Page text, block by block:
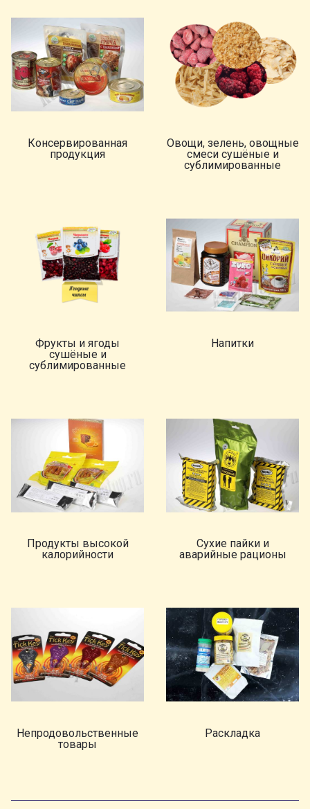
Консервированная
продукция
Овощи, зелень, овощные
смеси сушёные и
сублимированные
Фрукты и ягоды
сушёные и
сублимированные
Напитки
Продукты высокой
калорийности
Сухие пайки и
аварийные рационы
Непродовольственные
товары
Раскладка